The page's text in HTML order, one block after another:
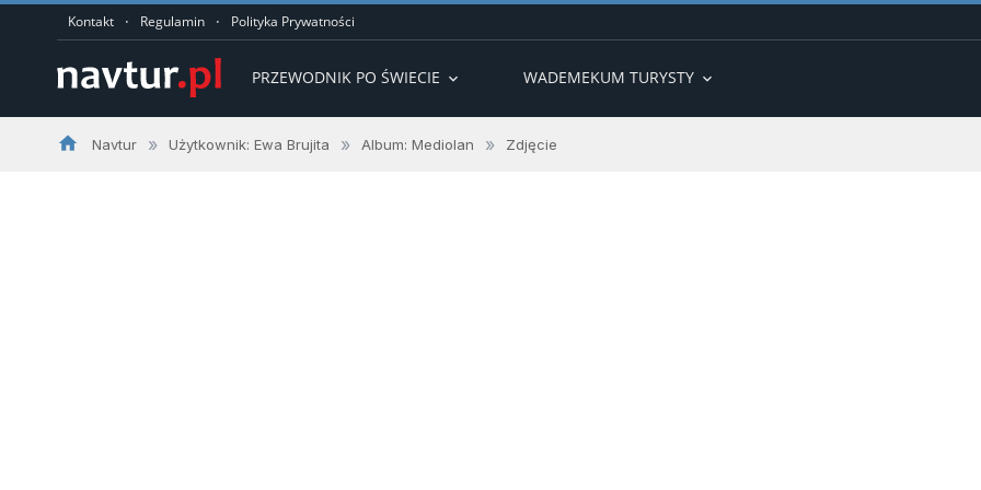
Kontakt · Regulamin · Polityka Prywatności
PRZEWODNIK PO ŚWIECIE expand_more WADEMEKUM TURYSTY expand_more
home Navtur » Użytkownik: Ewa Brujita » Album: Mediolan » Zdjęcie